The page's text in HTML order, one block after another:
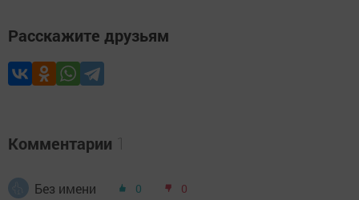
Расскажите друзьям
Комментарии
Без имени 0 0